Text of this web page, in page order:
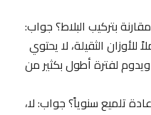
بتركيب البلاط؟ جواب:
الثقيلة، لا يحتوي
لفترة أطول بكثير من
تلميع سنوياً؟ جواب: لا،